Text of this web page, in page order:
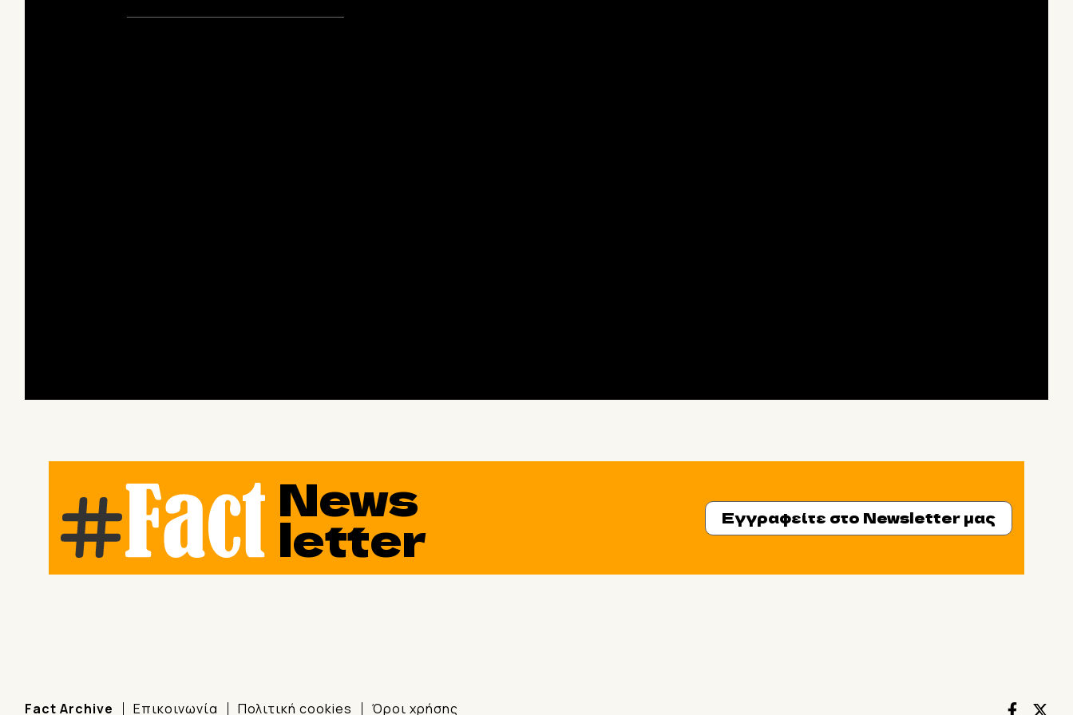
News
letter Εγγραφείτε στο Newsletter μας
Fact Archive Επικοινωνία Πολιτική cookies Όροι χρήσης